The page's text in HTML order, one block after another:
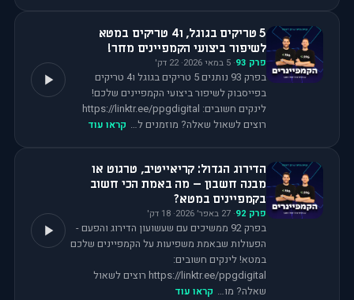
5 טריקים בגוגל, ו4 טריקים במטא
לשיפור ביצועי הקמפיינים מחר!
פרק 93
· 5 במאי 2026 ·
22 דק'
בפרק 93 נותנים 5 טריקים בגוגל ו4 טריקים
בפייסבוק לשיפור ביצועי הקמפיינים שלכם!
רוצים לשאול שאלה? מוזמנים ל… קראו עוד
הדירוג הגדול: קריאייטיב, טרגוט או
מבנה חשבון – מה באמת הכי חשוב
בקמפיינים במטא?
פרק 92
· 27 באפר׳ 2026 ·
18 דק'
בפרק 92 ממשיכים עם שעשועון הדירוג והפעם -
הפעולות שבאמת משפיעות על הקמפיינים שלכם
במטא! לינקים חשובים:
⁠⁠⁠⁠⁠⁠⁠⁠⁠⁠⁠⁠⁠⁠https://linktr.ee/ppgdigital⁠⁠⁠⁠⁠⁠⁠⁠⁠⁠⁠⁠⁠⁠ רוצים לשאול
שאלה? מו… קראו עוד